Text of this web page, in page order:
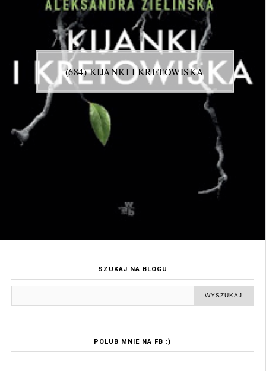
(684) KIJANKI I KRETOWISKA
SZUKAJ NA BLOGU
POLUB MNIE NA FB :)